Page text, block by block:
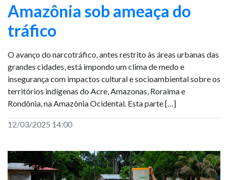
Amazônia sob ameaça do
tráfico
O avanço do narcotráfico, antes restrito às áreas urbanas das
grandes cidades, está impondo um clima de medo e
insegurança com impactos cultural e socioambiental sobre os
territórios indígenas do Acre, Amazonas, Roraima e
Rondônia, na Amazônia Ocidental. Esta parte […]
12/03/2025 14:00